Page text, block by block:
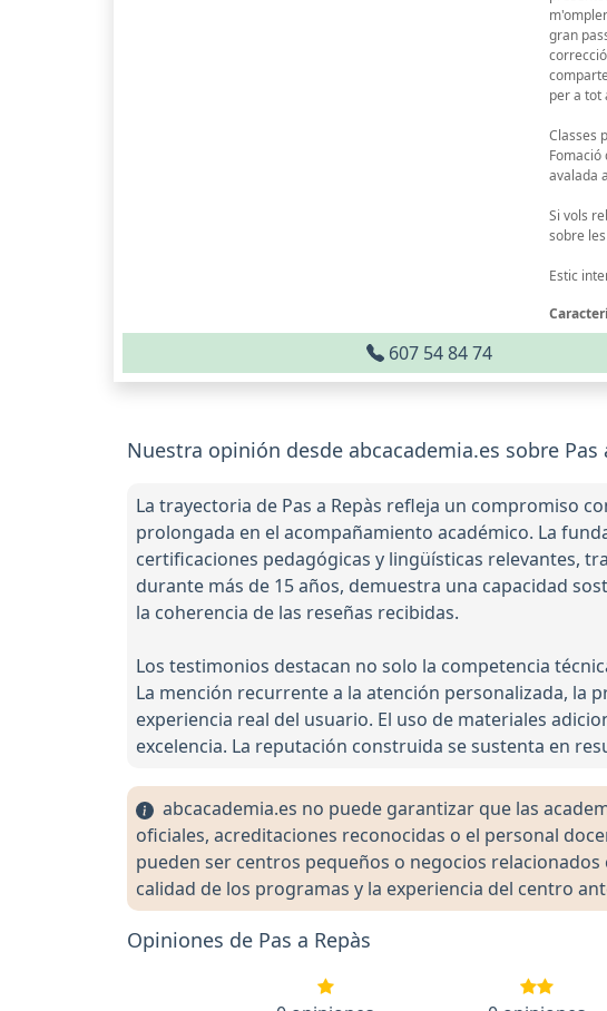
gran
per a tot
Classes
avalada
Si vols
sobre
Estic
607 54 84 74
Nuestra opinión desde abcacademia.es sobre Pas
La trayectoria de Pas a Repàs refleja un compromiso
prolongada en el acompañamiento académico. La
certificaciones pedagógicas y lingüísticas relevantes,
durante más de 15 años, demuestra una capacidad
la coherencia de las reseñas recibidas.
Los testimonios destacan no solo la competencia
La mención recurrente a la atención personalizada, la
experiencia real del usuario. El uso de materiales
excelencia. La reputación construida se sustenta en
abcacademia.es no puede garantizar que las
oficiales, acreditaciones reconocidas o el personal
pueden ser centros pequeños o negocios
calidad de los programas y la experiencia del centro
Opiniones de Pas a Repàs